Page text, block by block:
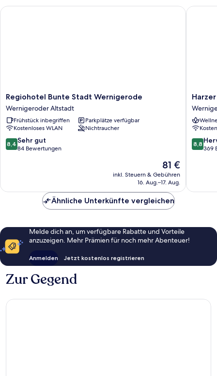
Regiohotel
Bunte
Stadt
Wernigerode
Wernigeroder
Altstadt
Regiohotel Bunte Stadt Wernigerode
Wernigeroder Altstadt
Frühstück inbegriffen
Parkplätze verfügbar
Kostenloses WLAN
Nichtraucher
8.4
von
Bewertungen
8,4 Sehr gut
84 Bewertungen
Der
Preis
beträgt
81 €
inkl. Steuern & Gebühren
16. Aug.–17. Aug.
Regiohotel Bunte Stadt Wernigerode
Harzer
Kultur-
&
Altstadt
8.8
von
8,8
369
Harzer
Ähnliche Unterkünfte vergleichen
Melde dich an, um verfügbare Rabatte und Vorteile
anzuzeigen. Mehr Prämien für noch mehr Abenteuer!
Anmelden Jetzt kostenlos registrieren
Zur Gegend